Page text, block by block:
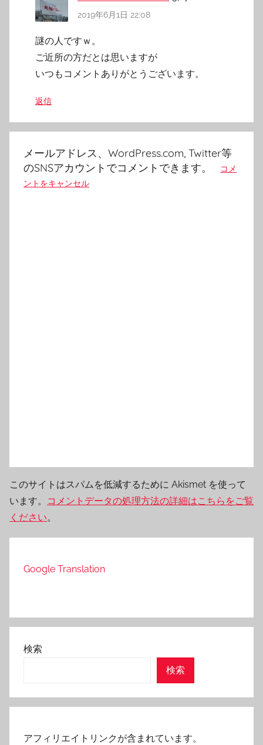
2019年6月1日 22:08
謎の人ですｗ。
ご近所の方だとは思いますが
いつもコメントありがとうございます。
返信
メールアドレス、WordPress.com, Twitter等
のSNSアカウントでコメントできます。
コメ
ントをキャンセル
このサイトはスパムを低減するために Akismet を使って
います。
コメントデータの処理方法の詳細はこちらをご覧
ください。
Google Translation
検索
検索
アフィリエイトリンクが含まれています。